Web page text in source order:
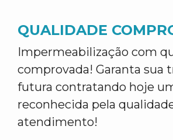
QUALIDADE
Impermeabilização com
comprovada! Garanta sua
futura contratando hoje
reconhecida pela
atendimento!